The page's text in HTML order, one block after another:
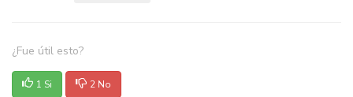
¿Fue útil esto?
1 Si 2 No